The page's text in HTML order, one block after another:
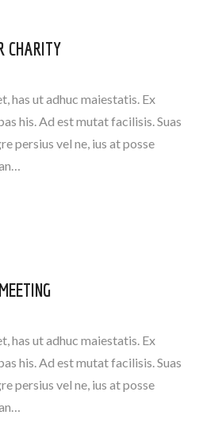
CHARITY
has ut adhuc maiestatis. Ex
his. Ad est mutat facilisis. Suas
persius vel ne, ius at posse
has ut adhuc maiestatis. Ex
his. Ad est mutat facilisis. Suas
persius vel ne, ius at posse